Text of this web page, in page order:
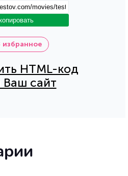
избранное
HTML-код
Ваш сайт